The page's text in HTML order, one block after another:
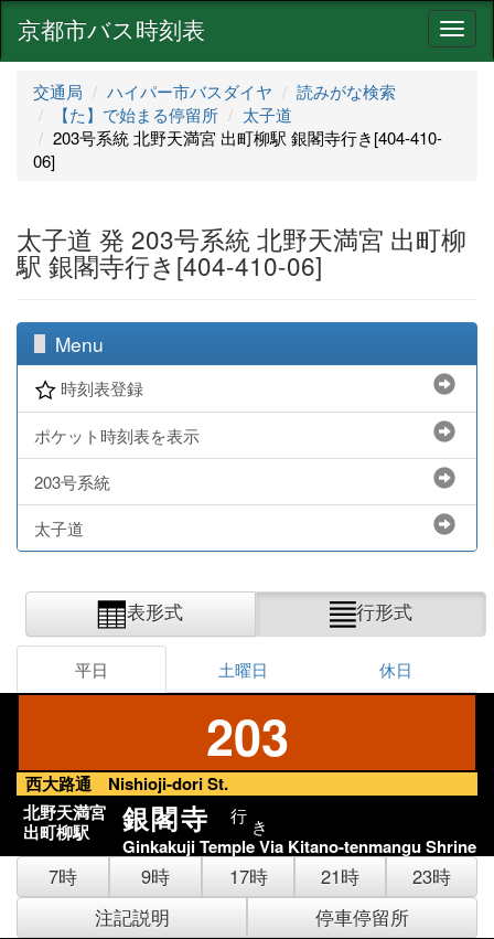
ナ
ビ
京都市バス時刻表
交通局 ハイパー市バスダイヤ
読みがな検索
【た】で始まる停留所
太子道
203号系統 北野天満宮 出町柳駅 銀閣寺行き[404-410-
06]
太子道 発 203号系統 北野天満宮 出町柳
駅 銀閣寺行き[404-410-06]
Menu
時刻表登録
ポケット時刻表を表示
203号系統
太子道
表形式 行形式
平日 土曜日 休日
203
西大路通 Nishioji-dori St.
北野天満宮
出町柳駅
銀閣寺 行 き
Ginkakuji Temple Via Kitano-tenmangu Shrine
7時 9時 17時 21時
23時
注記説明
停車停留所